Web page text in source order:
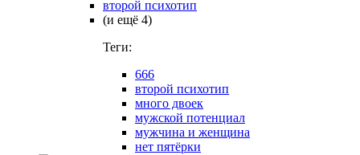
второй психотип
(и ещё 4)
Теги:
666
второй психотип
много двоек
мужской потенциал
мужчина и женщина
нет пятёрки